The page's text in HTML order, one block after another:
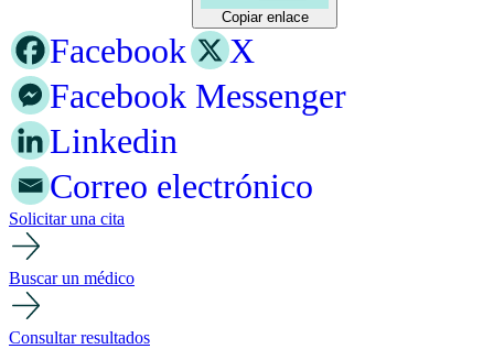
Copiar enlace
Facebook
X
Facebook Messenger
Linkedin
Correo electrónico
Solicitar una cita
Buscar un médico
Consultar resultados